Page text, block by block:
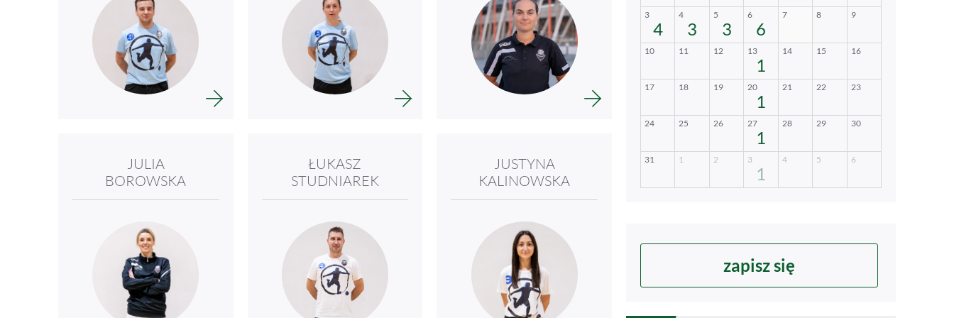
JULIA
BOROWSKA
ŁUKASZ
STUDNIAREK
JUSTYNA
KALINOWSKA
zapisz się